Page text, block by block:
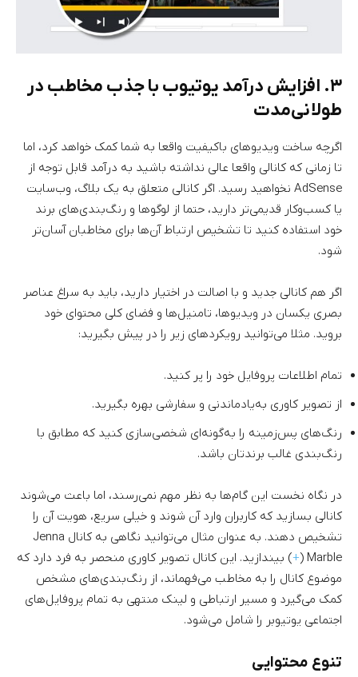
۳. افزایش درآمد یوتیوب با جذب مخاطب در
طولانی‌مدت
اگرچه ساخت ویدیوهای باکیفیت واقعا به شما کمک خواهد کرد، اما
تا زمانی که کانالی واقعا عالی نداشته باشید به درآمد قابل توجه از
AdSense نخواهید رسید. اگر کانالی متعلق به یک بلاگ، وب‌سایت
یا کسب‌وکار قدیمی‌تر دارید، حتما از لوگوها و رنگ‌بندی‌های برند
خود استفاده کنید تا تشخیص ارتباط آن‌ها برای مخاطبان آسان‌تر
شود.
اگر هم کانالی جدید و با اصالت در اختیار دارید، باید به سراغ عناصر
بصری یکسان در ویدیوها، تامنیل‌ها و فضای کلی محتوای خود
بروید. مثلا می‌توانید رویکردهای زیر را در پیش بگیرید:
تمام اطلاعات پروفایل خود را پر کنید.
از تصویر کاوری به‌یادماندنی و سفارشی بهره بگیرید.
رنگ‌های پس‌زمینه را به‌گونه‌ای شخصی‌سازی کنید که مطابق با
رنگ‌بندی غالب برندتان باشد.
در نگاه نخست این گام‌ها به نظر مهم نمی‌رسند، اما باعث می‌شوند
کانالی بسازید که کاربران وارد آن شوند و خیلی سریع، هویت آن را
تشخیص دهند. به عنوان مثال می‌توانید نگاهی به کانال Jenna
Marble (
+) بیندازید. این کانال تصویر کاوری منحصر به فرد دارد که
موضوع کانال را به مخاطب می‌فهماند، از رنگ‌بندی‌های مشخص
کمک می‌گیرد و مسیر ارتباطی و لینک منتهی به تمام پروفایل‌های
اجتماعی یوتیوبر را شامل می‌شود.
تنوع محتوایی